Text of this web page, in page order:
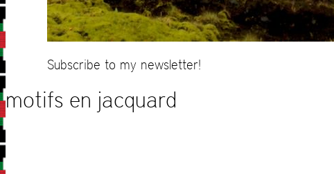
Subscribe to my newsletter!
motifs en jacquard